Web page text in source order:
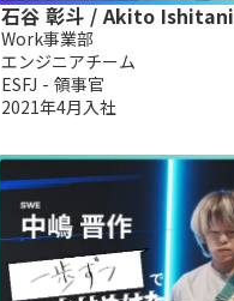
石谷 彰斗 / Akito Ishitani
Work事業部
エンジニアチーム
ESFJ - 領事官
2021年4月入社